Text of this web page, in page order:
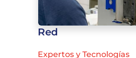
Red
Expertos y Tecnologías